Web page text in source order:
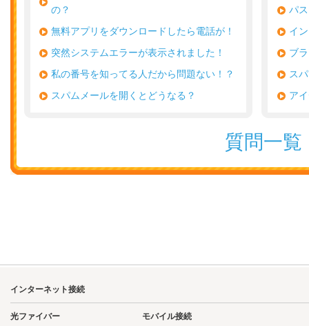
の？
無料アプリをダウンロードしたら電話が！
突然システムエラーが表示されました！
私の番号を知ってる人だから問題ない！？
スパムメールを開くとどうなる？
パ
イ
ブ
ス
ア
質問一覧
インターネット接続
光ファイバー
モバイル接続